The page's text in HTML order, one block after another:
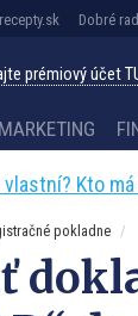
Dobré
prémiový účet
MARKETING
vlastní? Kto
pokladne